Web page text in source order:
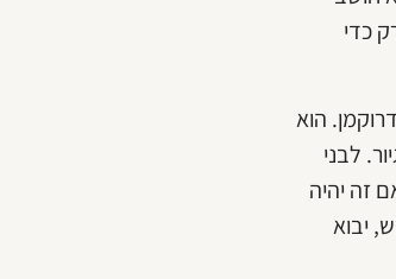
כדי
הוא
לבני
זה יהיה
יבוא